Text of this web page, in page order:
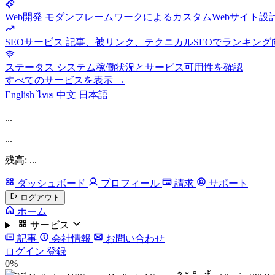
Web開発 モダンフレームワークによるカスタムWebサイト設
SEOサービス 記事、被リンク、テクニカルSEOでランキング
ステータス システム稼働状況とサービス可用性を確認
すべてのサービスを表示 →
Englishไทย 中文 日本語
...
...
残高: ...
ダッシュボード プロフィール 請求 サポート
ログアウト
ホーム
サービス
記事
会社情報
お問い合わせ
ログイン 登録
0%